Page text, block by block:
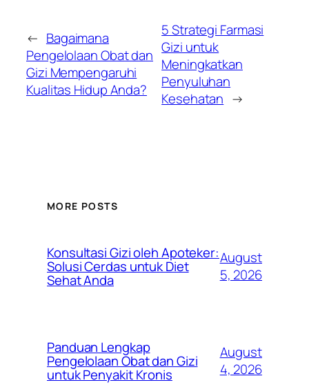
← Bagaimana
Pengelolaan Obat dan
Gizi Mempengaruhi
Kualitas Hidup Anda?
5 Strategi Farmasi
Gizi untuk
Meningkatkan
Penyuluhan
Kesehatan →
MORE POSTS
Konsultasi Gizi oleh Apoteker:
Solusi Cerdas untuk Diet
Sehat Anda
August
5, 2026
Panduan Lengkap
Pengelolaan Obat dan Gizi
untuk Penyakit Kronis
August
4, 2026